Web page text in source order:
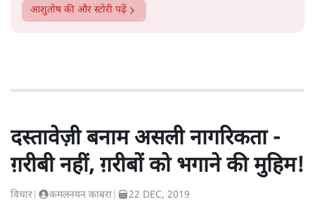
आशुतोषकी और स्टोरी पढ़ें
दस्तावेज़ी बनाम असली नागरिकता -
ग़रीबी नहीं, ग़रीबों को भगाने की मुहिम!
विचार कमलनयन काबरा 22 DEC, 2019